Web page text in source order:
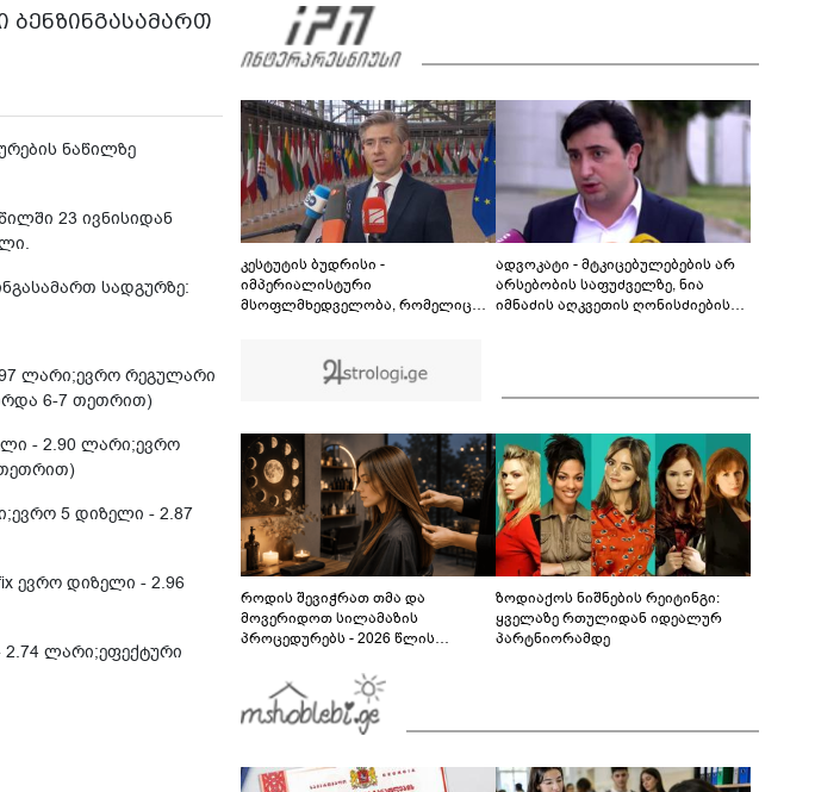
სიტყვიერი დაპირისპირების კადრები
00:28
"ბოლო წამებზე ნამდვილად ისმის განწირული
ხმა: “კახა, არ მიმატოვო, გეხვეწები” - რა წერს
და რა ვიდეოს აქვეყნებს ადვოკატი, ტარიელ
კაკაბაძე?
01:26
ბათუმში, სისტემატურად ამზადებდნენ
ცნობილი ბრენდების ფალსიფიცირებულ
ვისკისა და სხვა ალკოჰოლურ სასმელებს - რა
დეტალებს ასაჯაროებს ფინანსთა
სამინისტროს საგამოძიებო სამსახური?
ბენზინგასამართ
ნაწილზე
23 ივნისიდან
სადგურზე:
ლარი;ევრო რეგულარი
6-7 თეთრით)
- 2.90 ლარი;ევრო
5 დიზელი - 2.87
ევრო დიზელი - 2.96
ლარი;ეფექტური
კესტუტის ბუდრისი -
იმპერიალისტური
მსოფლმხედველობა, რომელიც
სასტიკი ომის მამოძრავებელი
ძალაა - რუსეთზე მყარი
ადვოკატი - მტკიცებულებების არ
არსებობის საფუძველზე, ნია
იმნაძის აღკვეთის ღონისძიების
როდის შევიჭრათ თმა და
მოვერიდოთ სილამაზის
პროცედურებს - 2026 წლის
გზამკვლევი
ზოდიაქოს ნიშნების რეიტინგი:
ყველაზე რთულიდან იდეალურ
პარტნიორამდე